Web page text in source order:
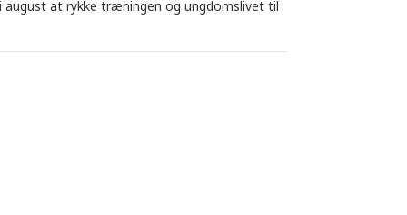
august at rykke træningen og ungdomslivet til